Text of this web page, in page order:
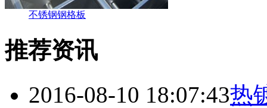
不锈钢钢格板
推荐资讯
2016-08-10 18:07:43热